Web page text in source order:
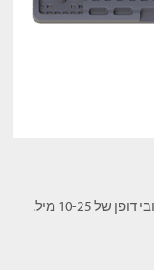
10-25 מיל.